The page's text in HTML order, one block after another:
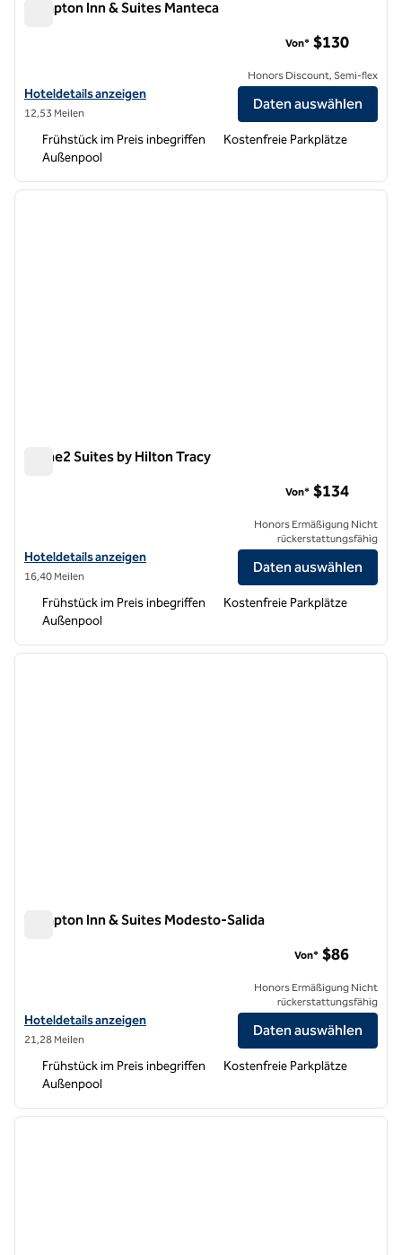
Hampton Inn & Suites Manteca
Hoteldetails für Hampton Inn & Suites Manteca anzeigen
Hoteldetails anzeigen
12,53 Meilen
Von* $130
Honors Discount, Semi-flex
Daten auswählen
Frühstück im Preis inbegriffen
Kostenfreie Parkplätze
Außenpool
1 von 12
Home2 Suites by Hilton Tracy
Hoteldetails für Home2 Suites by Hilton Tracy anzeigen
Hoteldetails anzeigen
16,40 Meilen
Von* $134
Honors Ermäßigung Nicht
rückerstattungsfähig
Daten auswählen
Frühstück im Preis inbegriffen
Kostenfreie Parkplätze
Außenpool
1 von 11
Hampton Inn & Suites Modesto-Salida
Hoteldetails für Hampton Inn & Suites Modesto-Salida anzeigen
Hoteldetails anzeigen
21,28 Meilen
Von* $86
Honors Ermäßigung Nicht
rückerstattungsfähig
Daten auswählen
Frühstück im Preis inbegriffen
Kostenfreie Parkplätze
Außenpool
1 von 12